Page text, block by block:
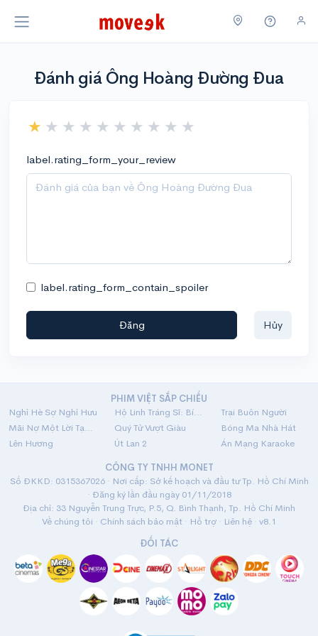
Đánh giá Ông Hoàng Đường Đua
label.rating_form_your_review
label.rating_form_contain_spoiler
Đăng Hủy
PHIM VIỆT SẮP CHIẾU
Nghỉ Hè Sợ Nghỉ Hưu
Hộ Linh Tráng Sĩ: Bí Ẩn Mộ Vua Đinh
Trại Buôn Người
Mãi Nợ Một Lời Tạm Biệt
Quý Tử Vượt Giàu
Bóng Ma Nhà Hát
Lên Hương
Út Lan 2
Án Mạng Karaoke
CÔNG TY TNHH MONET
Số ĐKKD: 0315367026 · Nơi cấp: Sở kế hoạch và đầu tư Tp. Hồ Chí Minh
· Đăng ký lần đầu ngày 01/11/2018
Địa chỉ: 33 Nguyễn Trung Trực, P.5, Q. Bình Thạnh, Tp. Hồ Chí Minh
Về chúng tôi · Chính sách bảo mật · Hỗ trợ · Liên hệ · v8.1
ĐỐI TÁC